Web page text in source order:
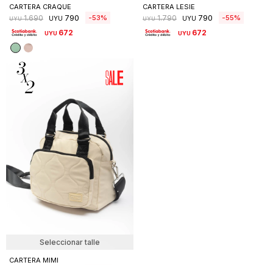
CARTERA CRAQUE
UYU 1.690 UYU 790 53
UYU 672
CARTERA LESIE
UYU 1.790 UYU 790 55
UYU 672
Seleccionar talle
CARTERA MIMI